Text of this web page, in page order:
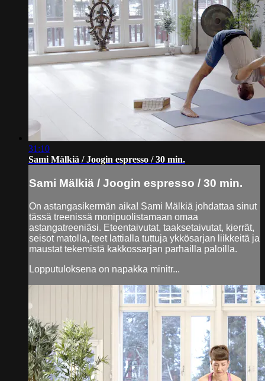
31:10
Sami Mälkiä / Joogin espresso / 30 min.
Sami Mälkiä / Joogin espresso / 30 min.
On astangasikermän aika! Sami Mälkiä johdattaa sinut
tässä treenissä monipuolistamaan omaa
astangatreeniäsi. Eteentaivutat, taaksetaivutat, kierrät,
seisot matolla, teet lattialla tuttuja ykkösarjan liikkeitä ja
maustat tekemistä kakkossarjan parhailla paloilla.
Lopputuloksena on napakka minitr...